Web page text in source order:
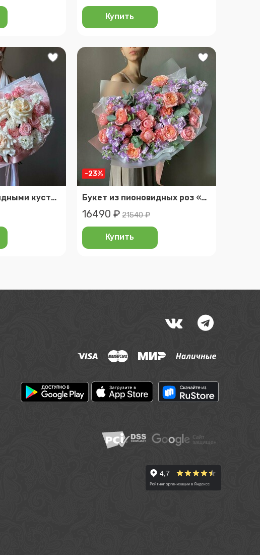
Купить
Букет с пионовидными кустовыми розами и белой эустомой
-23%
Букет из пионовидных роз «джульетта» и маттиолы, размер l
16490 ₽ 21540 ₽
Купить